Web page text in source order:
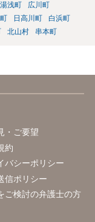
湯浅町
広川町
日高川町
白浜町
北山村 串本町
・ご要望
約
バシーポリシー
信ポリシー
ご検討の弁護士の方